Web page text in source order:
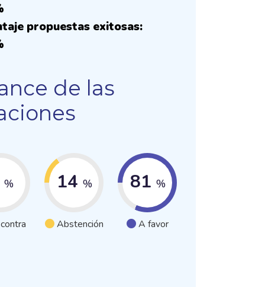
propuestas exitosas:
de las
% 14 %
Abstención
81 %
A favor